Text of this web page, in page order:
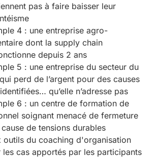
pas à faire baisser leur
4 : une entreprise agro-
dont la supply chain
depuis 2 ans
5 : une entreprise du secteur du
perd de l’argent pour des causes
qu’elle n’adresse pas
6 : un centre de formation de
soignant menacé de fermeture
de tensions durables
outils du coaching d'organisation
les cas apportés par les participants